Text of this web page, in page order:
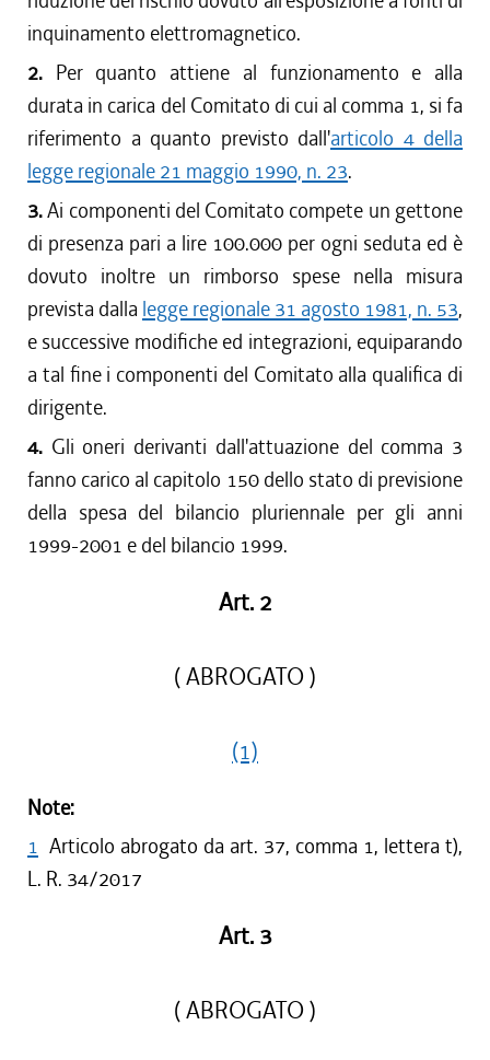
inquinamento elettromagnetico.
2. Per quanto attiene al funzionamento e alla
durata in carica del Comitato di cui al comma 1, si fa
riferimento a quanto previsto dall'articolo 4 della
legge regionale 21 maggio 1990, n. 23.
3.Ai componenti del Comitato compete un gettone
di presenza pari a lire 100.000 per ogni seduta ed è
dovuto inoltre un rimborso spese nella misura
prevista dalla legge regionale 31 agosto 1981, n. 53,
e successive modifiche ed integrazioni, equiparando
a tal fine i componenti del Comitato alla qualifica di
dirigente.
4. Gli oneri derivanti dall'attuazione del comma 3
fanno carico al capitolo 150 dello stato di previsione
della spesa del bilancio pluriennale per gli anni
1999-2001 e del bilancio 1999.
Art. 2
( ABROGATO )
(1)
Note:
1 Articolo abrogato da art. 37, comma 1, lettera t),
L. R. 34/2017
Art. 3
( ABROGATO )